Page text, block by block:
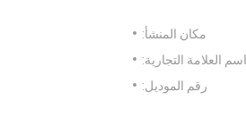
مكان المنشأ:
اسم العلامة التجارية:
رقم الموديل: